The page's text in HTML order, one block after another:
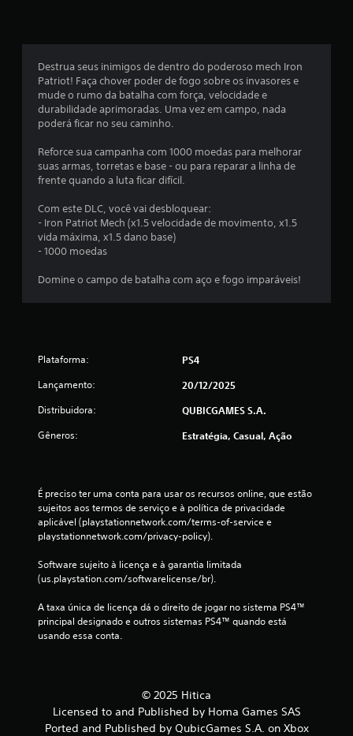
Destrua seus inimigos de dentro do poderoso mech Iron
Patriot! Faça chover poder de fogo sobre os invasores e
mude o rumo da batalha com força, velocidade e
durabilidade aprimoradas. Uma vez em campo, nada
poderá ficar no seu caminho.
Reforce sua campanha com 1000 moedas para melhorar
suas armas, torretas e base - ou para reparar a linha de
frente quando a luta ficar difícil.
Com este DLC, você vai desbloquear:
- Iron Patriot Mech (x1.5 velocidade de movimento, x1.5
vida máxima, x1.5 dano base)
- 1000 moedas
Domine o campo de batalha com aço e fogo imparáveis!
Plataforma: PS4
Lançamento: 20/12/2025
Distribuidora: QUBICGAMES S.A.
Gêneros: Estratégia, Casual, Ação
É preciso ter uma conta para usar os recursos online, que estão
sujeitos aos termos de serviço e à política de privacidade
aplicável (playstationnetwork.com/terms-of-service e
playstationnetwork.com/privacy-policy).
Software sujeito à licença e à garantia limitada
(us.playstation.com/softwarelicense/br).
A taxa única de licença dá o direito de jogar no sistema PS4™
principal designado e outros sistemas PS4™ quando está
usando essa conta.
© 2025 Hitica
Licensed to and Published by Homa Games SAS
Ported and Published by QubicGames S.A. on Xbox